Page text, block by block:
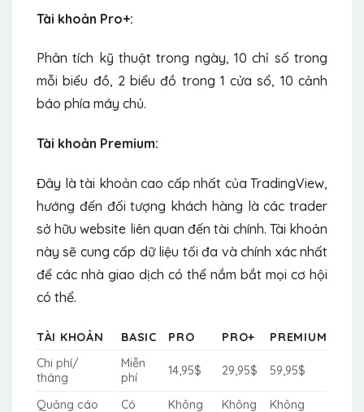
Tài khoản Pro+:
Phân tích kỹ thuật trong ngày, 10 chỉ số trong
mỗi biểu đồ, 2 biểu đồ trong 1 cửa sổ, 10 cảnh
báo phía máy chủ.
Tài khoản Premium:
Đây là tài khoản cao cấp nhất của TradingView,
hướng đến đối tượng khách hàng là các trader
sở hữu website liên quan đến tài chính. Tài khoản
này sẽ cung cấp dữ liệu tối đa và chính xác nhất
để các nhà giao dịch có thể nắm bắt mọi cơ hội
có thể.
TÀI KHOẢN BASIC PRO PRO+
PREMIUM
Chi phí/
tháng
Miễn
phí
14,95$ 29,95$ 59,95$
Quảng cáo Có Không Không
Không